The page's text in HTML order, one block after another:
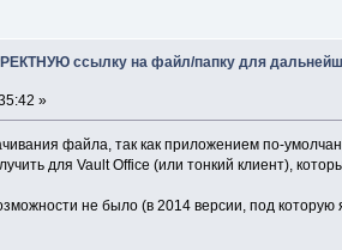
}
else
m_ComboBox_Enter object
ссылку на файл/папку для
»
файла, так как приложением по-
для Vault Office (или тонкий клиент),
не было (в 2014 версии, под